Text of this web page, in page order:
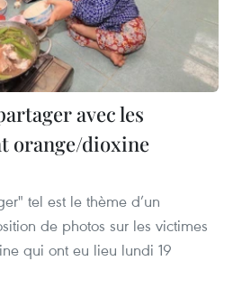
avec les
orange/dioxine
tel est le thème d’un
de photos sur les victimes
qui ont eu lieu lundi 19